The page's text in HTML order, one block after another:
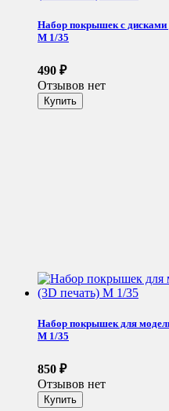
Набор покрышек с дисками
М 1/35
490 ₽
Отзывов нет
Набор покрышек для
М 1/35
850 ₽
Отзывов нет